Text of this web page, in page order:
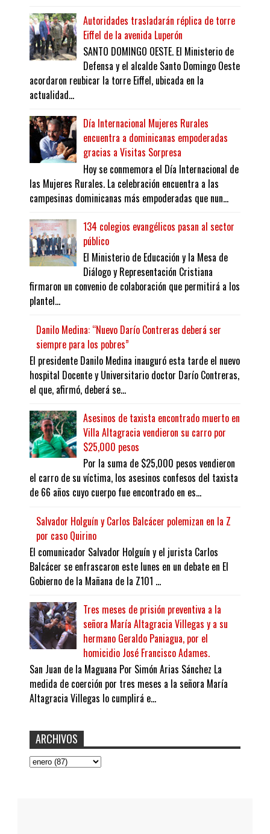
Autoridades trasladarán réplica de torre
Eiffel de la avenida Luperón
SANTO DOMINGO OESTE. El Ministerio de
Defensa y el alcalde Santo Domingo Oeste
acordaron reubicar la torre Eiffel, ubicada en la
actualidad...
Día Internacional Mujeres Rurales
encuentra a dominicanas empoderadas
gracias a Visitas Sorpresa
Hoy se conmemora el Día Internacional de
las Mujeres Rurales. La celebración encuentra a las
campesinas dominicanas más empoderadas que nun...
134 colegios evangélicos pasan al sector
público
El Ministerio de Educación y la Mesa de
Diálogo y Representación Cristiana
firmaron un convenio de colaboración que permitirá a los
plantel...
Danilo Medina: “Nuevo Darío Contreras deberá ser
siempre para los pobres”
El presidente Danilo Medina inauguró esta tarde el nuevo
hospital Docente y Universitario doctor Darío Contreras,
el que, afirmó, deberá se...
Asesinos de taxista encontrado muerto en
Villa Altagracia vendieron su carro por
$25,000 pesos
Por la suma de $25,000 pesos vendieron
el carro de su víctima, los asesinos confesos del taxista
de 66 años cuyo cuerpo fue encontrado en es...
Salvador Holguín y Carlos Balcácer polemizan en la Z
por caso Quirino
El comunicador Salvador Holguín y el jurista Carlos
Balcácer se enfrascaron este lunes en un debate en El
Gobierno de la Mañana de la Z101 ...
Tres meses de prisión preventiva a la
señora María Altagracia Villegas y a su
hermano Geraldo Paniagua, por el
homicidio José Francisco Adames.
San Juan de la Maguana Por Simón Arias Sánchez La
medida de coerción por tres meses a la señora María
Altagracia Villegas lo cumplirá e...
ARCHIVOS